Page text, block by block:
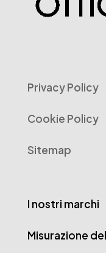
Privacy Policy
Cookie Policy
Sitemap
I nostri marchi
Misurazione